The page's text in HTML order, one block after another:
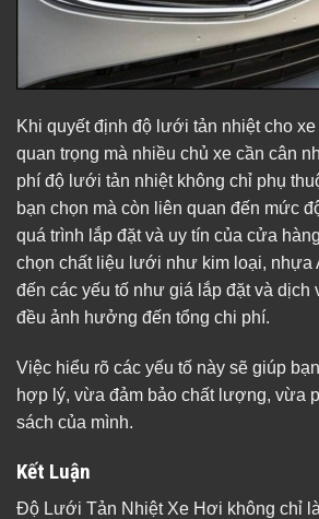
Khi quyết định độ lưới tản nhiệt cho
quan trọng mà nhiều chủ xe cần cân
phí độ lưới tản nhiệt không chỉ phụ
bạn chọn mà còn liên quan đến mức
quá trình lắp đặt và uy tín của cửa
chọn chất liệu lưới như kim loại, nhựa
đến các yếu tố như giá lắp đặt và dịch
đều ảnh hưởng đến tổng chi phí.
Việc hiểu rõ các yếu tố này sẽ giúp
hợp lý, vừa đảm bảo chất lượng, vừa
sách của mình.
Kết Luận
Độ Lưới Tản Nhiệt Xe Hơi không chỉ